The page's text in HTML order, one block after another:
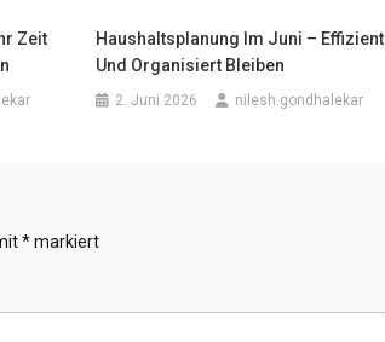
Zeit
Haushaltsplanung Im Juni – Effizient
Und Organisiert Bleiben
2. Juni 2026 nilesh.gondhalekar
*markiert